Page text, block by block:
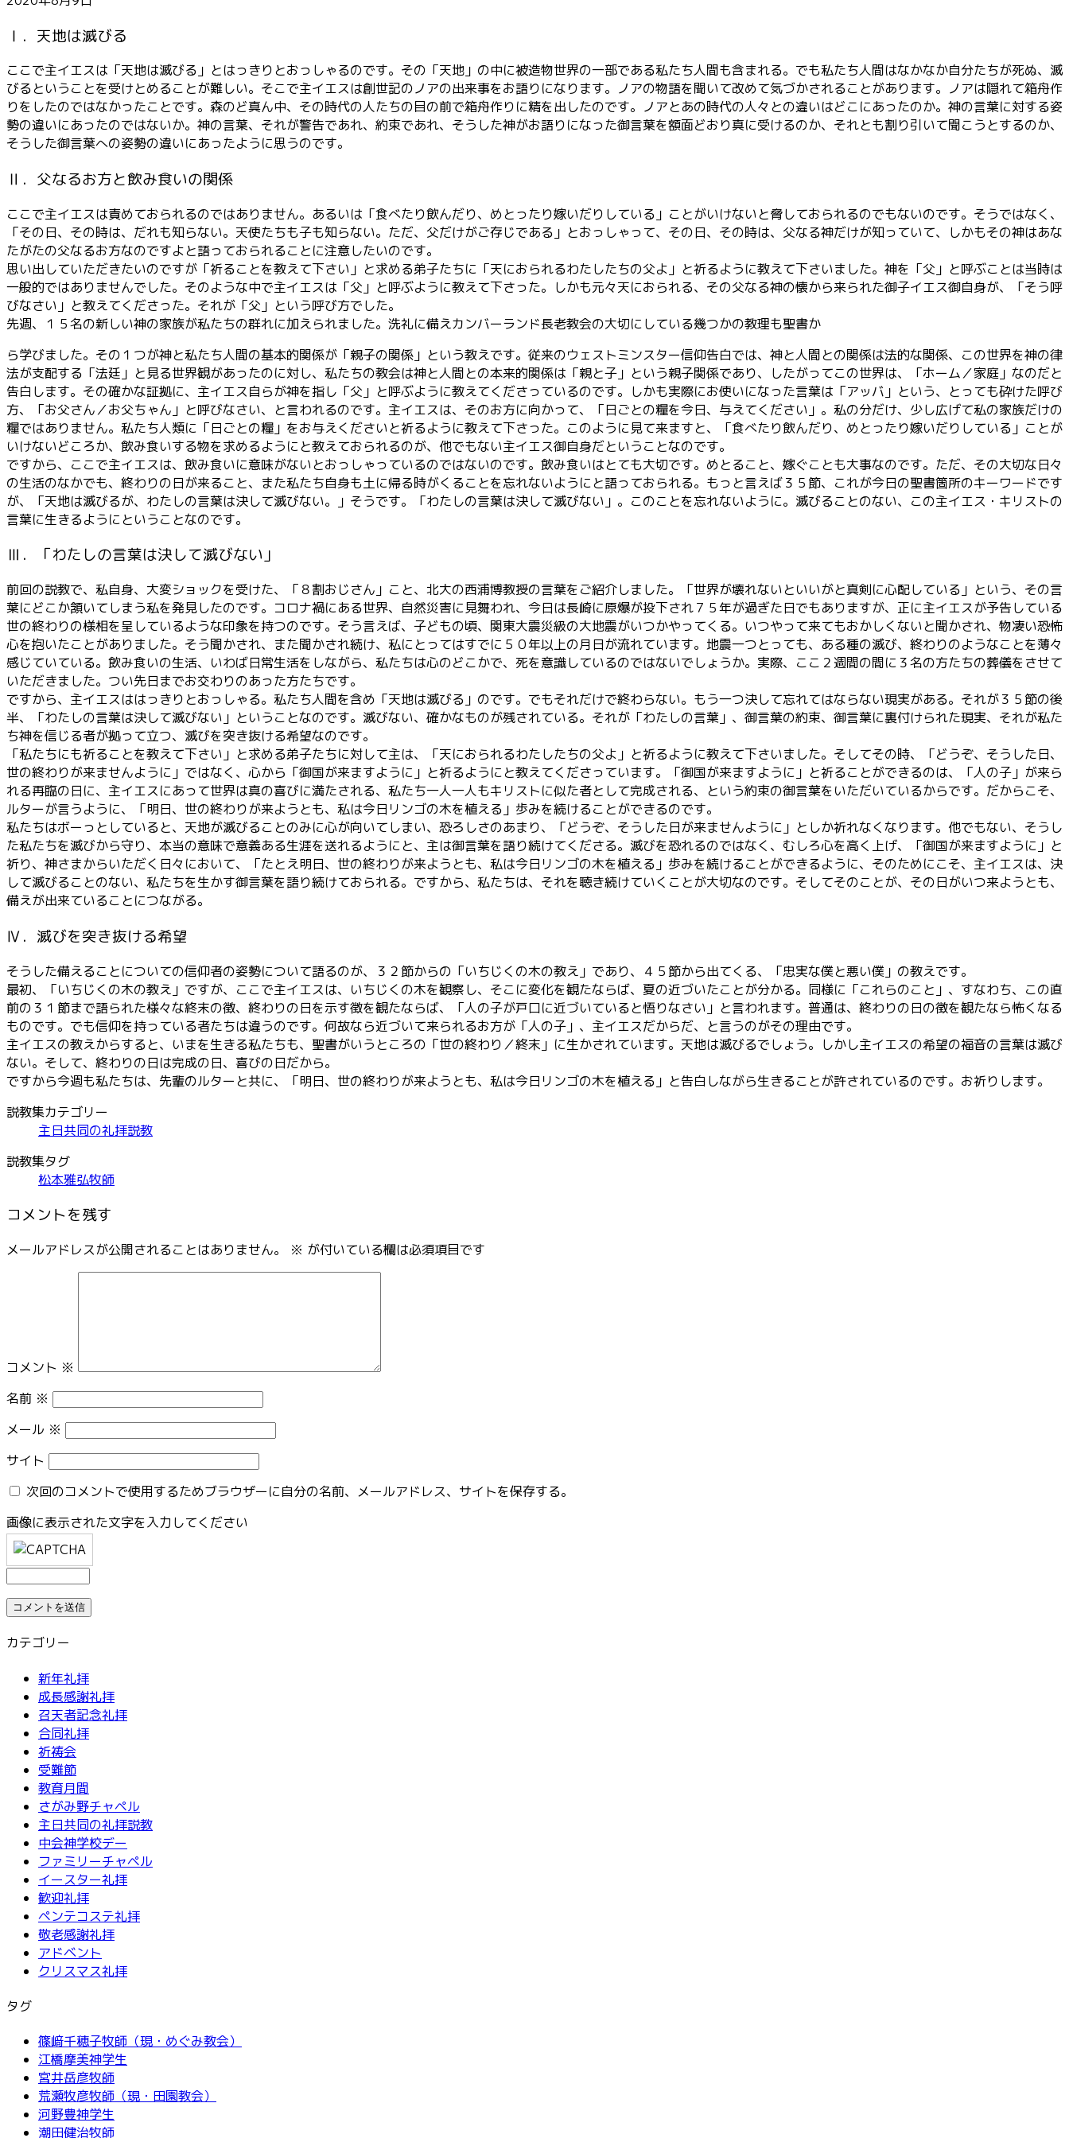
ー
下
矢
印
キ
て
だ
い。
Ⅰ．天地は滅びる
ここで主イエスは「天地は滅びる」とはっきりとおっしゃるのです。その「天地」の中に被造物世界の一部である私たち人間も含まれる。でも私たち人間はなかなか自分たちが死ぬ、滅
びるということを受けとめることが難しい。そこで主イエスは創世記のノアの出来事をお語りになります。ノアの物語を聞いて改めて気づかされることがあります。ノアは隠れて箱舟作
りをしたのではなかったことです。森のど真ん中、その時代の人たちの目の前で箱舟作りに精を出したのです。ノアとあの時代の人々との違いはどこにあったのか。神の言葉に対する姿
勢の違いにあったのではないか。神の言葉、それが警告であれ、約束であれ、そうした神がお語りになった御言葉を額面どおり真に受けるのか、それとも割り引いて聞こうとするのか、
そうした御言葉への姿勢の違いにあったように思うのです。
Ⅱ．父なるお方と飲み食いの関係
ここで主イエスは責めておられるのではありません。あるいは「食べたり飲んだり、めとったり嫁いだりしている」ことがいけないと脅しておられるのでもないのです。そうではなく、
「その日、その時は、だれも知らない。天使たちも子も知らない。ただ、父だけがご存じである」とおっしゃって、その日、その時は、父なる神だけが知っていて、しかもその神はあな
たがたの父なるお方なのですよと語っておられることに注意したいのです。
思い出していただきたいのですが「祈ることを教えて下さい」と求める弟子たちに「天におられるわたしたちの父よ」と祈るように教えて下さいました。神を「父」と呼ぶことは当時は
一般的ではありませんでした。そのような中で主イエスは「父」と呼ぶように教えて下さった。しかも元々天におられる、その父なる神の懐から来られた御子イエス御自身が、「そう呼
びなさい」と教えてくださった。それが「父」という呼び方でした。
先週、１５名の新しい神の家族が私たちの群れに加えられました。洗礼に備えカンバーランド長老教会の大切にしている幾つかの教理も聖書か
ら学びました。その１つが神と私たち人間の基本的関係が「親子の関係」という教えです。従来のウェストミンスター信仰告白では、神と人間との関係は法的な関係、この世界を神の律
法が支配する「法廷」と見る世界観があったのに対し、私たちの教会は神と人間との本来的関係は「親と子」という親子関係であり、したがってこの世界は、「ホーム／家庭」なのだと
告白します。その確かな証拠に、主イエス自らが神を指し「父」と呼ぶように教えてくださっているのです。しかも実際にお使いになった言葉は「アッバ」という、とっても砕けた呼び
方、「お父さん／お父ちゃん」と呼びなさい、と言われるのです。主イエスは、そのお方に向かって、「日ごとの糧を今日、与えてください」。私の分だけ、少し広げて私の家族だけの
糧ではありません。私たち人類に「日ごとの糧」をお与えくださいと祈るように教えて下さった。このように見て来ますと、「食べたり飲んだり、めとったり嫁いだりしている」ことが
いけないどころか、飲み食いする物を求めるようにと教えておられるのが、他でもない主イエス御自身だということなのです。
ですから、ここで主イエスは、飲み食いに意味がないとおっしゃっているのではないのです。飲み食いはとても大切です。めとること、嫁ぐことも大事なのです。ただ、その大切な日々
の生活のなかでも、終わりの日が来ること、また私たち自身も土に帰る時がくることを忘れないようにと語っておられる。もっと言えば３５節、これが今日の聖書箇所のキーワードです
が、「天地は滅びるが、わたしの言葉は決して滅びない。」そうです。「わたしの言葉は決して滅びない」。このことを忘れないように。滅びることのない、この主イエス・キリストの
言葉に生きるようにということなのです。
Ⅲ．「わたしの言葉は決して滅びない」
前回の説教で、私自身、大変ショックを受けた、「８割おじさん」こと、北大の西浦博教授の言葉をご紹介しました。「世界が壊れないといいがと真剣に心配している」という、その言
葉にどこか頷いてしまう私を発見したのです。コロナ禍にある世界、自然災害に見舞われ、今日は長崎に原爆が投下され７５年が過ぎた日でもありますが、正に主イエスが予告している
世の終わりの様相を呈しているような印象を持つのです。そう言えば、子どもの頃、関東大震災級の大地震がいつかやってくる。いつやって来てもおかしくないと聞かされ、物凄い恐怖
心を抱いたことがありました。そう聞かされ、また聞かされ続け、私にとってはすでに５０年以上の月日が流れています。地震一つとっても、ある種の滅び、終わりのようなことを薄々
感じていている。飲み食いの生活、いわば日常生活をしながら、私たちは心のどこかで、死を意識しているのではないでしょうか。実際、ここ２週間の間に３名の方たちの葬儀をさせて
いただきました。つい先日までお交わりのあった方たちです。
ですから、主イエスははっきりとおっしゃる。私たち人間を含め「天地は滅びる」のです。でもそれだけで終わらない。もう一つ決して忘れてはならない現実がある。それが３５節の後
半、「わたしの言葉は決して滅びない」ということなのです。滅びない、確かなものが残されている。それが「わたしの言葉」、御言葉の約束、御言葉に裏付けられた現実、それが私た
ち神を信じる者が拠って立つ、滅びを突き抜ける希望なのです。
「私たちにも祈ることを教えて下さい」と求める弟子たちに対して主は、「天におられるわたしたちの父よ」と祈るように教えて下さいました。そしてその時、「どうぞ、そうした日、
世の終わりが来ませんように」ではなく、心から「御国が来ますように」と祈るようにと教えてくださっています。「御国が来ますように」と祈ることができるのは、「人の子」が来ら
れる再臨の日に、主イエスにあって世界は真の喜びに満たされる、私たち一人一人もキリストに似た者として完成される、という約束の御言葉をいただいているからです。だからこそ、
ルターが言うように、「明日、世の終わりが来ようとも、私は今日リンゴの木を植える」歩みを続けることができるのです。
私たちはボーっとしていると、天地が滅びることのみに心が向いてしまい、恐ろしさのあまり、「どうぞ、そうした日が来ませんように」としか祈れなくなります。他でもない、そうし
た私たちを滅びから守り、本当の意味で意義ある生涯を送れるようにと、主は御言葉を語り続けてくださる。滅びを恐れるのではなく、むしろ心を高く上げ、「御国が来ますように」と
祈り、神さまからいただく日々において、「たとえ明日、世の終わりが来ようとも、私は今日リンゴの木を植える」歩みを続けることができるように、そのためにこそ、主イエスは、決
して滅びることのない、私たちを生かす御言葉を語り続けておられる。ですから、私たちは、それを聴き続けていくことが大切なのです。そしてそのことが、その日がいつ来ようとも、
備えが出来ていることにつながる。
Ⅳ．滅びを突き抜ける希望
そうした備えることについての信仰者の姿勢について語るのが、３２節からの「いちじくの木の教え」であり、４５節から出てくる、「忠実な僕と悪い僕」の教えです。
最初、「いちじくの木の教え」ですが、ここで主イエスは、いちじくの木を観察し、そこに変化を観たならば、夏の近づいたことが分かる。同様に「これらのこと」、すなわち、この直
前の３１節まで語られた様々な終末の徴、終わりの日を示す徴を観たならば、「人の子が戸口に近づいていると悟りなさい」と言われます。普通は、終わりの日の徴を観たなら怖くなる
ものです。でも信仰を持っている者たちは違うのです。何故なら近づいて来られるお方が「人の子」、主イエスだからだ、と言うのがその理由です。
主イエスの教えからすると、いまを生きる私たちも、聖書がいうところの「世の終わり／終末」に生かされています。天地は滅びるでしょう。しかし主イエスの希望の福音の言葉は滅び
ない。そして、終わりの日は完成の日、喜びの日だから。
ですから今週も私たちは、先輩のルターと共に、「明日、世の終わりが来ようとも、私は今日リンゴの木を植える」と告白しながら生きることが許されているのです。お祈りします。
説教集カテゴリー
主日共同の礼拝説教
説教集タグ
松本雅弘牧師
コメントを残す
メールアドレスが公開されることはありません。 ※ が付いている欄は必須項目です
コメント ※
名前 ※
メール ※
サイト
次回のコメントで使用するためブラウザーに自分の名前、メールアドレス、サイトを保存する。
画像に表示された文字を入力してください
カテゴリー
新年礼拝
成長感謝礼拝
召天者記念礼拝
合同礼拝
祈祷会
受難節
教育月間
さがみ野チャペル
主日共同の礼拝説教
中会神学校デー
ファミリーチャペル
イースター礼拝
歓迎礼拝
ペンテコステ礼拝
敬老感謝礼拝
アドベント
クリスマス礼拝
タグ
篠﨑千穂子牧師（現・めぐみ教会）
江橋摩美神学生
宮井岳彦牧師
荒瀬牧彦牧師（現・田園教会）
河野豊神学生
潮田健治牧師